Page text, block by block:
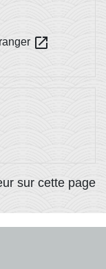
open_in_new
sur cette page